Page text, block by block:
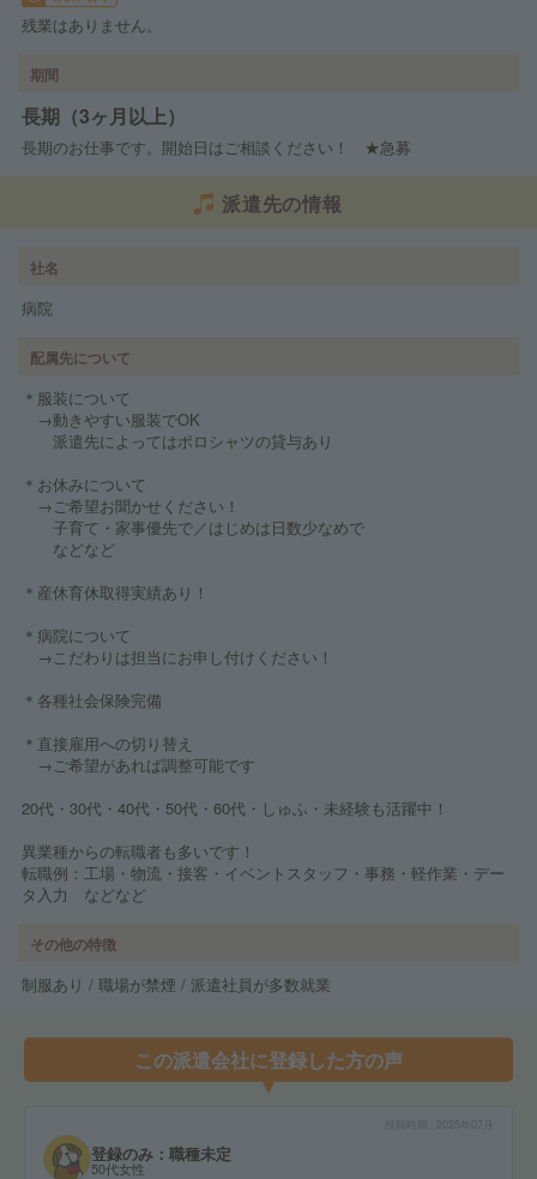
残業はありません。
期間
長期（3ヶ月以上）
長期のお仕事です。開始日はご相談ください！ ★急募
派遣先の情報
社名
病院
配属先について
＊服装について
→動きやすい服装でOK
派遣先によってはポロシャツの貸与あり
＊お休みについて
→ご希望お聞かせください！
子育て・家事優先で／はじめは日数少なめで
などなど
＊産休育休取得実績あり！
＊病院について
→こだわりは担当にお申し付けください！
＊各種社会保険完備
＊直接雇用への切り替え
→ご希望があれば調整可能です
20代・30代・40代・50代・60代・しゅふ・未経験も活躍中！
異業種からの転職者も多いです！
転職例：工場・物流・接客・イベントスタッフ・事務・軽作業・デー
タ入力 などなど
その他の特徴
制服あり / 職場が禁煙 / 派遣社員が多数就業
この派遣会社に登録した方の声
2025年07月
登録のみ：職種未定
50代女性